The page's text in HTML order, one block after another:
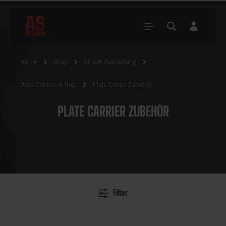
Home Shop Airsoft Ausrüstung
Plate Carriers & Rigs Plate Carrier Zubehör
PLATE CARRIER ZUBEHÖR
Filter